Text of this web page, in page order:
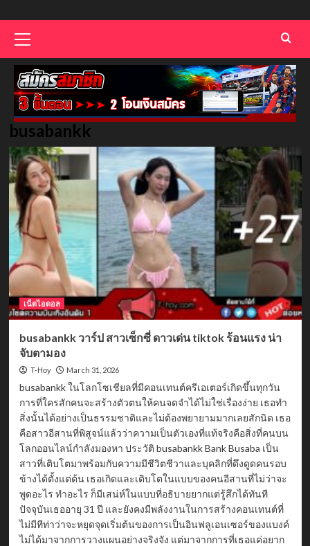
Menu
busabankk
เน็ตไอดอล
busabankk วาร์ป สาวเซ็กซี่ ดาวเด่น tiktok ร้อนแรง น่า
จับตามอง
T-Hoy March 31, 2026
busabankk ในโลกโซเชียลที่มีคอนเทนต์ครีเอเตอร์เกิดขึ้นทุกวัน
การที่ใครสักคนจะสร้างตัวตนให้คนจดจำได้ไม่ใช่เรื่องง่าย เธอทำ
สิ่งนั้นได้อย่างเป็นธรรมชาติและไม่ต้องพยายามมากเลยสักนิด เธอ
คือสาวอีสานที่พิสูจน์แล้วว่าความเป็นตัวเองที่แท้จริงคือสิ่งที่คนบน
โลกออนไลน์กำลังมองหา ประวัติ busabankk Bank Busaba เป็น
สาวที่เติบโตมาพร้อมกับความมีชีวิตชีวาและบุคลิกที่ดึงดูดคนรอบ
ข้างได้ตั้งแต่ต้น เธอเกิดและเติบโตในแบบของคนอีสานที่ไม่ว่าจะ
พูดอะไร ทำอะไร ก็มีเสน่ห์ในแบบที่อธิบายยากแต่รู้สึกได้ทันที
ปัจจุบันเธออายุ 31 ปี และยังคงมีพลังงานในการสร้างคอนเทนต์ที่
ไม่มีทีท่าว่าจะหยุดจุดเริ่มต้นของการเป็นอินฟลูเอนเซอร์ของแบงค์
ไม่ได้มาจากการวางแผนอย่างจริงจัง แต่มาจากการที่เธอแค่อยาก